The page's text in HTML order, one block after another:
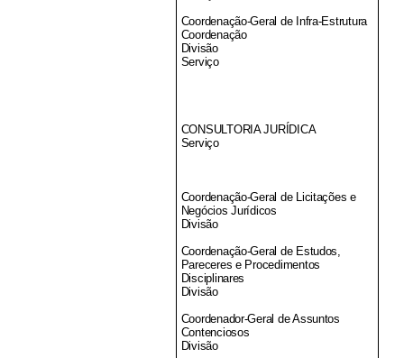
Coordenação-Geral de Infra-Estrutura
Coordenação
Divisão
Serviço
CONSULTORIA JURÍDICA
Serviço
Coordenação-Geral de Licitações e
Negócios Jurídicos
Divisão
Coordenação-Geral de Estudos,
Pareceres e Procedimentos
Disciplinares
Divisão
Coordenador-Geral de Assuntos
Contenciosos
Divisão